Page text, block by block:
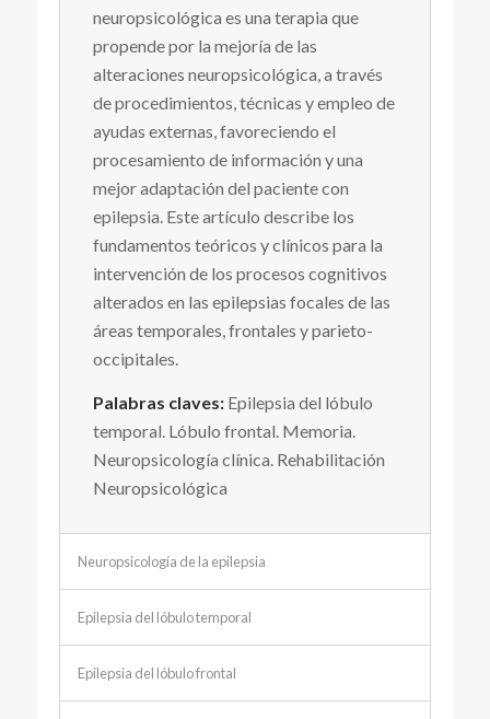
neuropsicológica es una terapia que
propende por la mejoría de las
alteraciones neuropsicológica, a través
de procedimientos, técnicas y empleo de
ayudas externas, favoreciendo el
procesamiento de información y una
mejor adaptación del paciente con
epilepsia. Este artículo describe los
fundamentos teóricos y clínicos para la
intervención de los procesos cognitivos
alterados en las epilepsias focales de las
áreas temporales, frontales y parieto-
occipitales.
Palabras claves: Epilepsia del lóbulo
temporal. Lóbulo frontal. Memoria.
Neuropsicología clínica. Rehabilitación
Neuropsicológica
Neuropsicología de la epilepsia
Epilepsia del lóbulo temporal
Epilepsia del lóbulo frontal